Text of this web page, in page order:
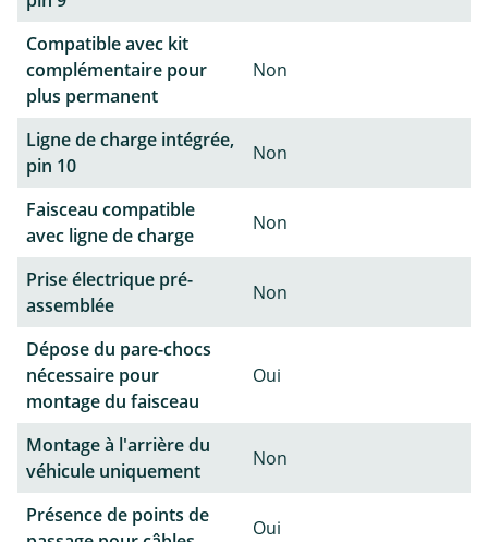
Compatible avec kit
complémentaire pour
plus permanent
Non
Ligne de charge intégrée,
pin 10
Non
Faisceau compatible
avec ligne de charge
Non
Prise électrique pré-
assemblée
Non
Dépose du pare-chocs
nécessaire pour
montage du faisceau
Oui
Montage à l'arrière du
véhicule uniquement
Non
Présence de points de
Oui